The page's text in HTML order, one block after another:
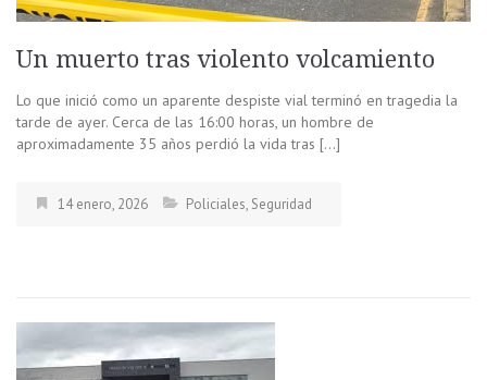
Un muerto tras violento volcamiento
Lo que inició como un aparente despiste vial terminó en tragedia la
tarde de ayer. Cerca de las 16:00 horas, un hombre de
aproximadamente 35 años perdió la vida tras […]
14 enero, 2026 Policiales, Seguridad